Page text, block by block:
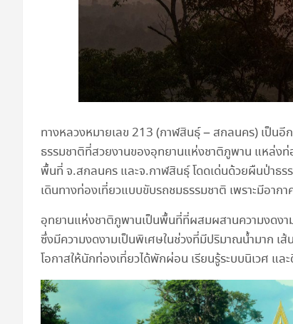
ทางหลวงหมายเลข 213 (กาฬสินธุ์ – สกลนคร) เป็นอี
ธรรมชาติที่สวยงานของอุทยานแห่งชาติภูพาน แหล่ง
พื้นที่ จ.สกลนคร และจ.กาฬสินธุ์ โดดเด่นด้วยผืนป่าธร
เดินทางท่องเที่ยวแบบขับรถชมธรรมชาติ เพราะมีอา
อุทยานแห่งชาติภูพานเป็นพื้นที่ที่ผสมผสานความงดงา
ซึ่งมีความงดงามเป็นพิเศษในช่วงที่มีปริมาณน้ำมาก เ
โอกาสให้นักท่องเที่ยวได้พักผ่อน เรียนรู้ระบบนิเวศ แ